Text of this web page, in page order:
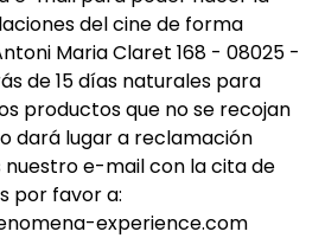
del cine de forma
Maria Claret 168 - 08025 -
de 15 días naturales para
productos que no se recojan
dará lugar a reclamación
nuestro e-mail con la cita de
por favor a:
experience.com